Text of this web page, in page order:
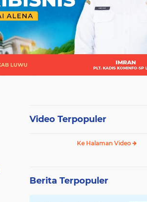
Video Terpopuler
Ke Halaman Video
Berita Terpopuler